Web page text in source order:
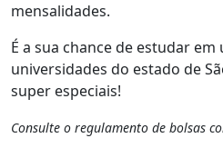
mensalidades.
É a sua chance de estudar
universidades do estado de
super especiais!
Consulte o regulamento de bolsas